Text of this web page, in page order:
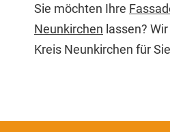
Sie möchten Ihre
Neunkirchen lassen?
Kreis Neunkirchen für